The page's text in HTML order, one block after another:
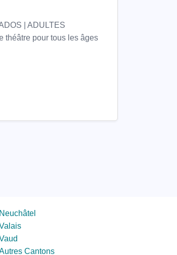
| ADULTES
théâtre pour tous les âges
Neuchâtel
Cantons